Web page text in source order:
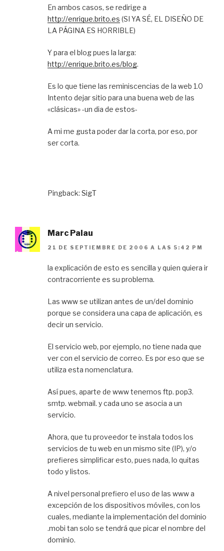
En ambos casos, se redirige a
http://enrique.brito.es (SI YA SÉ, EL DISEÑO DE
LA PÁGINA ES HORRIBLE)
Y para el blog pues la larga:
http://enrique.brito.es/blog.
Es lo que tiene las reminiscencias de la web 1.0
Intento dejar sitio para una buena web de las
«clásicas» -un dia de estos-
A mi me gusta poder dar la corta, por eso, por
ser corta.
Pingback: SigT
Marc Palau
21 DE SEPTIEMBRE DE 2006 A LAS 5:42 PM
la explicación de esto es sencilla y quien quiera ir
contracorriente es su problema.
Las www se utilizan antes de un/del dominio
porque se considera una capa de aplicación, es
decir un servicio.
El servicio web, por ejemplo, no tiene nada que
ver con el servicio de correo. Es por eso que se
utiliza esta nomenclatura.
Así pues, aparte de www tenemos ftp. pop3.
smtp. webmail. y cada uno se asocia a un
servicio.
Ahora, que tu proveedor te instala todos los
servicios de tu web en un mismo site (IP), y/o
prefieres simplificar esto, pues nada, lo quitas
todo y listos.
A nivel personal prefiero el uso de las www a
excepción de los dispositivos móviles, con los
cuales, mediante la implementación del dominio
.mobi tan solo se tendrá que picar el nombre del
dominio.